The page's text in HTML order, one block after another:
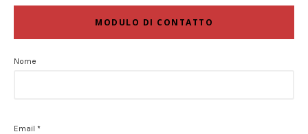
MODULO DI CONTATTO
Nome
Email *